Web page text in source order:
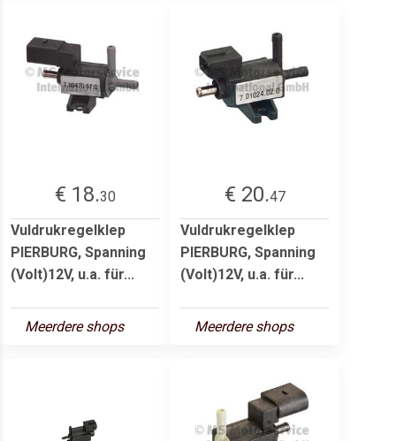
€ 18.30
Vuldrukregelklep
PIERBURG, Spanning
(Volt)12V, u.a. für...
Meerdere shops
€ 20.47
Vuldrukregelklep
PIERBURG, Spanning
(Volt)12V, u.a. für...
Meerdere shops